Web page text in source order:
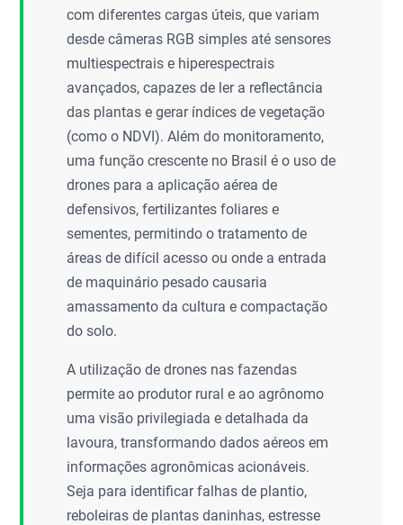
com diferentes cargas úteis, que variam
desde câmeras RGB simples até sensores
multiespectrais e hiperespectrais
avançados, capazes de ler a reflectância
das plantas e gerar índices de vegetação
(como o NDVI). Além do monitoramento,
uma função crescente no Brasil é o uso de
drones para a aplicação aérea de
defensivos, fertilizantes foliares e
sementes, permitindo o tratamento de
áreas de difícil acesso ou onde a entrada
de maquinário pesado causaria
amassamento da cultura e compactação
do solo.
A utilização de drones nas fazendas
permite ao produtor rural e ao agrônomo
uma visão privilegiada e detalhada da
lavoura, transformando dados aéreos em
informações agronômicas acionáveis.
Seja para identificar falhas de plantio,
reboleiras de plantas daninhas, estresse